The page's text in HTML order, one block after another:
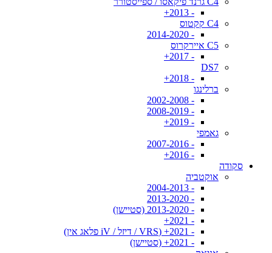
- 2013+
C4 קקטוס
- 2014-2020
C5 איירקרוס
- 2017+
DS7
- 2018+
ברלינגו
- 2002-2008
- 2008-2019
- 2019+
גאמפי
- 2007-2016
- 2016+
סקודה
אוקטביה
- 2004-2013
- 2013-2020
- 2013-2020 (סטיישן)
- 2021+
- 2021+ (VRS / דיזל / iV פלאג אין)
- 2021+ (סטיישן)